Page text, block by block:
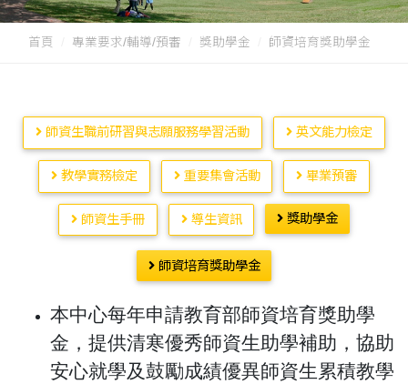
首頁 專業要求/輔導/預審 獎助學金 師資培育獎助學金
師資生職前研習與志願服務學習活動 英文能力檢定
教學實務檢定 重要集會活動 畢業預審
師資生手冊 導生資訊 獎助學金
師資培育獎助學金
本中心每年申請教育部師資培育獎助學
金，提供清寒優秀師資生助學補助，協助
安心就學及鼓勵成績優異師資生累積教學